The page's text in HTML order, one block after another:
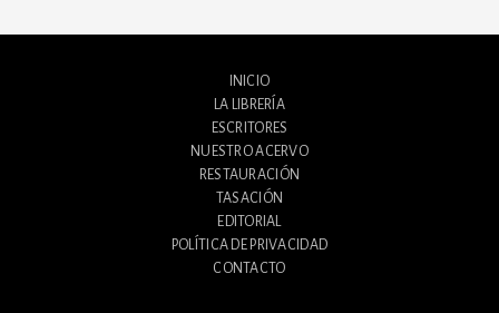
INICIO
LA LIBRERÍA
ESCRITORES
NUESTRO ACERVO
RESTAURACIÓN
TASACIÓN
EDITORIAL
POLÍTICA DE PRIVACIDAD
CONTACTO